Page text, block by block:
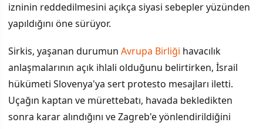
izninin reddedilmesini açıkça siyasi sebepler yüzünden
yapıldığını öne sürüyor.
Sirkis, yaşanan durumun Avrupa Birliği havacılık
anlaşmalarının açık ihlali olduğunu belirtirken, İsrail
hükümeti Slovenya'ya sert protesto mesajları iletti.
Uçağın kaptan ve mürettebatı, havada bekledikten
sonra karar alındığını ve Zagreb'e yönlendirildiğini